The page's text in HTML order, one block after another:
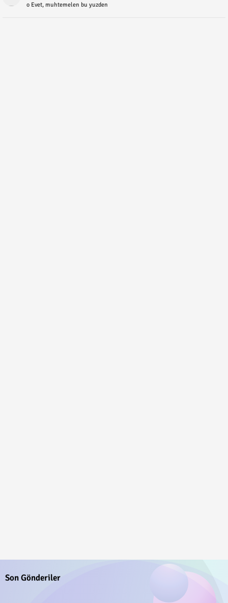
o Evet, muhtemelen bu yuzden
Son Gönderiler